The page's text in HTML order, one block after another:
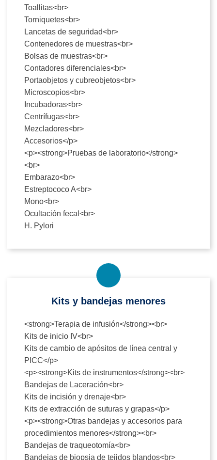
Toallitas<br>
Torniquetes<br>
Lancetas de seguridad<br>
Contenedores de muestras<br>
Bolsas de muestras<br>
Contadores diferenciales<br>
Portaobjetos y cubreobjetos<br>
Microscopios<br>
Incubadoras<br>
Centrífugas<br>
Mezcladores<br>
Accesorios</p>
<p><strong>Pruebas de laboratorio</strong>
<br>
Embarazo<br>
Estreptococo A<br>
Mono<br>
Ocultación fecal<br>
H. Pylori
Kits y bandejas menores
<strong>Terapia de infusión</strong><br>
Kits de inicio IV<br>
Kits de cambio de apósitos de línea central y
PICC</p>
<p><strong>Kits de instrumentos</strong><br>
Bandejas de Laceración<br>
Kits de incisión y drenaje<br>
Kits de extracción de suturas y grapas</p>
<p><strong>Otras bandejas y accesorios para
procedimientos menores</strong><br>
Bandejas de traqueotomía<br>
Bandejas de biopsia de tejidos blandos<br>